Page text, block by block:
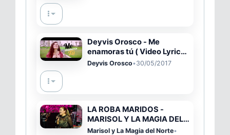
Deyvis Orosco - Me
enamoras tú ( Video Lyric
OFICIAL )
Deyvis Orosco•30/05/2017
LA ROBA MARIDOS -
MARISOL Y LA MAGIA DEL
NORTE (LIVE)
Marisol y La Magia del Norte•